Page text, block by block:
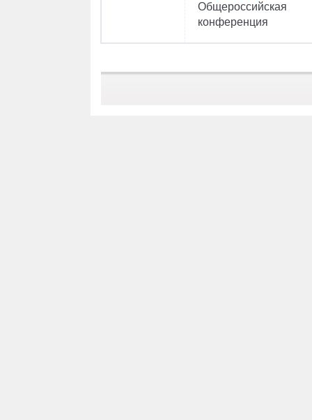
Общероссийская
конференция